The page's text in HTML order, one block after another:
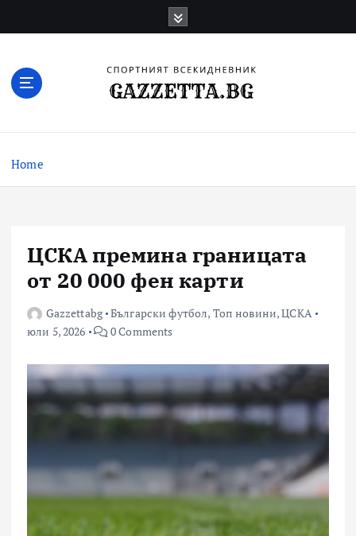
Home
ЦСКА премина границата
от 20 000 фен карти
Gazzettabg Български футбол, Топ новини,ЦСКА
юли 5, 2026
0 Comments